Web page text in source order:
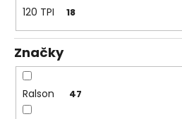
120 TPI 18
Značky
Ralson 47
j
e
m